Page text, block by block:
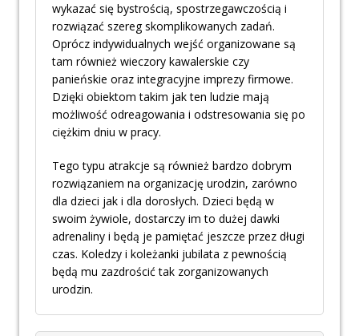
wykazać się bystrością, spostrzegawczością i
rozwiązać szereg skomplikowanych zadań.
Oprócz indywidualnych wejść organizowane są
tam również wieczory kawalerskie czy
panieńskie oraz integracyjne imprezy firmowe.
Dzięki obiektom takim jak ten ludzie mają
możliwość odreagowania i odstresowania się po
ciężkim dniu w pracy.
Tego typu atrakcje są również bardzo dobrym
rozwiązaniem na organizację urodzin, zarówno
dla dzieci jak i dla dorosłych. Dzieci będą w
swoim żywiole, dostarczy im to dużej dawki
adrenaliny i będą je pamiętać jeszcze przez długi
czas. Koledzy i koleżanki jubilata z pewnością
będą mu zazdrościć tak zorganizowanych
urodzin.